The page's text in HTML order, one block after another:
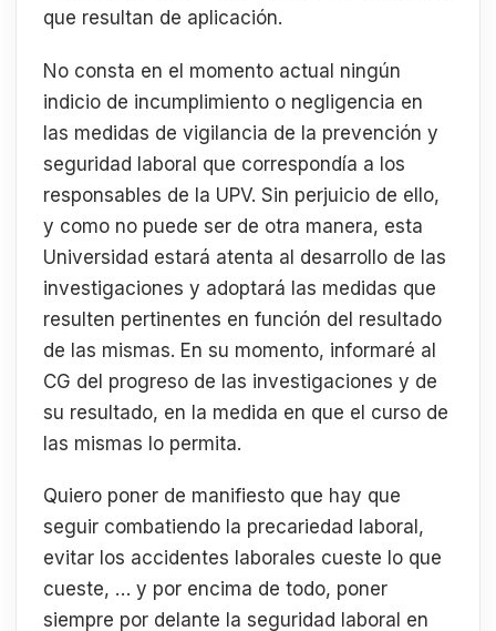
que resultan de aplicación.
No consta en el momento actual ningún
indicio de incumplimiento o negligencia en
las medidas de vigilancia de la prevención y
seguridad laboral que correspondía a los
responsables de la UPV. Sin perjuicio de ello,
y como no puede ser de otra manera, esta
Universidad estará atenta al desarrollo de las
investigaciones y adoptará las medidas que
resulten pertinentes en función del resultado
de las mismas. En su momento, informaré al
CG del progreso de las investigaciones y de
su resultado, en la medida en que el curso de
las mismas lo permita.
Quiero poner de manifiesto que hay que
seguir combatiendo la precariedad laboral,
evitar los accidentes laborales cueste lo que
cueste, … y por encima de todo, poner
siempre por delante la seguridad laboral en